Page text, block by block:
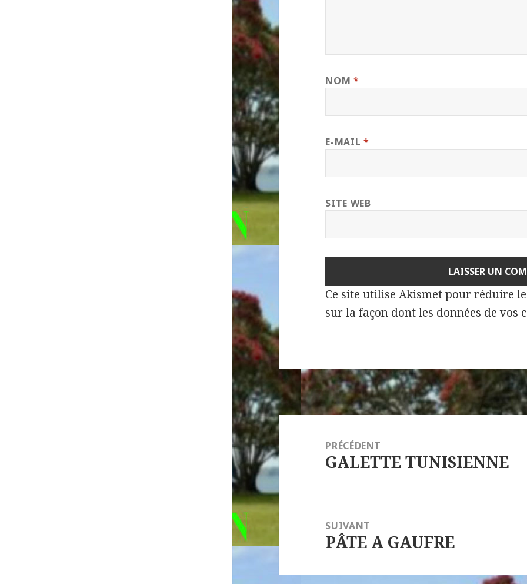
NOM *
E-MAIL *
SITE WEB
Ce site utilise Akismet pour réduire
sur la façon dont les données de vos
Navigation
de
l’article
PRÉCÉDENT
Article
GALETTE TUNISIENNE
SUIVANT
Article
PÂTE A GAUFRE